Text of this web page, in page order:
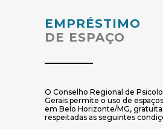
EMPRÉSTIMO
DE ESPAÇO
O Conselho Regional de
Gerais permite o uso de
em Belo Horizonte/MG,
respeitadas as seguintes